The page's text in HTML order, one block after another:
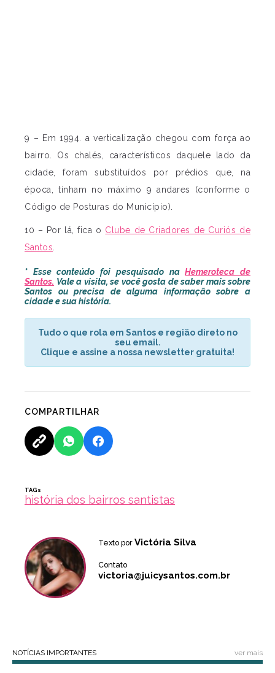
9 – Em 1994. a verticalização chegou com força ao
bairro. Os chalés, característicos daquele lado da
cidade, foram substituídos por prédios que, na
época, tinham no máximo 9 andares (conforme o
Código de Posturas do Município).
10 – Por lá, fica o Clube de Criadores de Curiós de
Santos
* Esse conteúdo foi pesquisado naHemeroteca de
Santos. Vale a visita, se você gosta de saber mais sobre
Santos ou precisa de alguma informação sobre a
cidade e sua história.
Tudo o que rola em Santos e região direto no
seu email.
Clique e assine a nossa newsletter gratuita!
COMPARTILHAR
TAGs
história dos bairros santistas
Texto por Victória Silva
Contato
victoria@juicysantos.com.br
NOTÍCIAS IMPORTANTES ver mais